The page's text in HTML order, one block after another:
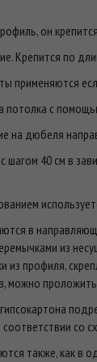
он
Крепится по
применяются
потолка с
на дюбеля
шагом 40 см в
в
из
из профиля,
можно
соответствии со
также, как в